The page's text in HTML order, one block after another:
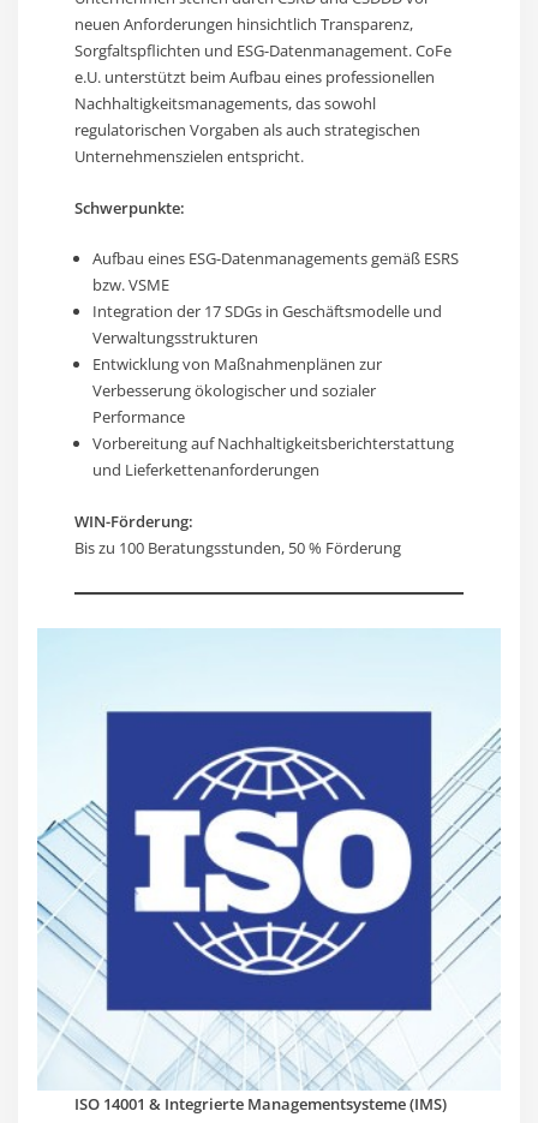
neuen Anforderungen hinsichtlich Transparenz,
Sorgfaltspflichten und ESG-Datenmanagement. CoFe
e.U. unterstützt beim Aufbau eines professionellen
Nachhaltigkeitsmanagements, das sowohl
regulatorischen Vorgaben als auch strategischen
Unternehmenszielen entspricht.
Schwerpunkte:
Aufbau eines ESG-Datenmanagements gemäß ESRS
bzw. VSME
Integration der 17 SDGs in Geschäftsmodelle und
Verwaltungsstrukturen
Entwicklung von Maßnahmenplänen zur
Verbesserung ökologischer und sozialer
Performance
Vorbereitung auf Nachhaltigkeitsberichterstattung
und Lieferkettenanforderungen
WIN-Förderung:
Bis zu 100 Beratungsstunden, 50 % Förderung
ISO 14001 & Integrierte Managementsysteme (IMS)